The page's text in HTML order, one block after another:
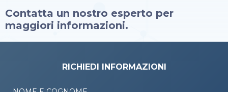
Contatta un nostro esperto per
maggiori informazioni.
RICHIEDI INFORMAZIONI